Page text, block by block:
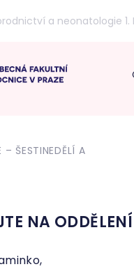
a neonatologie 1.
– ŠESTINEDĚLÍ A
NA